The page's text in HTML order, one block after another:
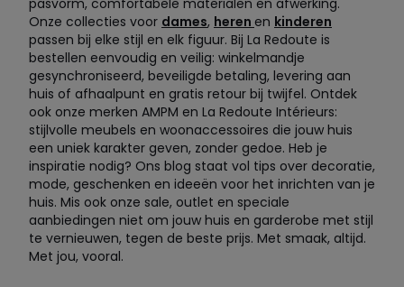
Onze collecties voor dames, heren en kinderen
passen bij elke stijl en elk figuur. Bij La Redoute is
bestellen eenvoudig en veilig: winkelmandje
gesynchroniseerd, beveiligde betaling, levering aan
huis of afhaalpunt en gratis retour bij twijfel. Ontdek
ook onze merken AMPM en La Redoute Intérieurs:
stijlvolle meubels en woonaccessoires die jouw huis
een uniek karakter geven, zonder gedoe. Heb je
inspiratie nodig? Ons blog staat vol tips over decoratie,
mode, geschenken en ideeën voor het inrichten van je
huis. Mis ook onze sale, outlet en speciale
aanbiedingen niet om jouw huis en garderobe met stijl
te vernieuwen, tegen de beste prijs. Met smaak, altijd.
Met jou, vooral.